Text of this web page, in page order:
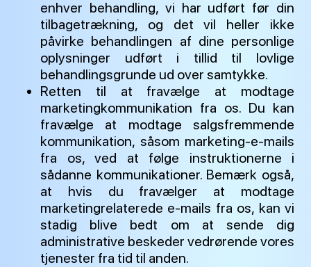
enhver behandling, vi har udført før din
tilbagetrækning, og det vil heller ikke
påvirke behandlingen af dine personlige
oplysninger udført i tillid til lovlige
behandlingsgrunde ud over samtykke.
Retten til at fravælge at modtage
marketingkommunikation fra os. Du kan
fravælge at modtage salgsfremmende
kommunikation, såsom marketing-e-mails
fra os, ved at følge instruktionerne i
sådanne kommunikationer. Bemærk også,
at hvis du fravælger at modtage
marketingrelaterede e-mails fra os, kan vi
stadig blive bedt om at sende dig
administrative beskeder vedrørende vores
tjenester fra tid til anden.